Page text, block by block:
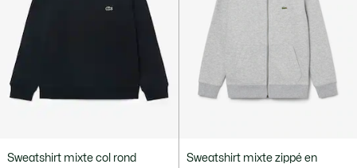
Sweatshirt mixte col rond Sweatshirt mixte zippé en